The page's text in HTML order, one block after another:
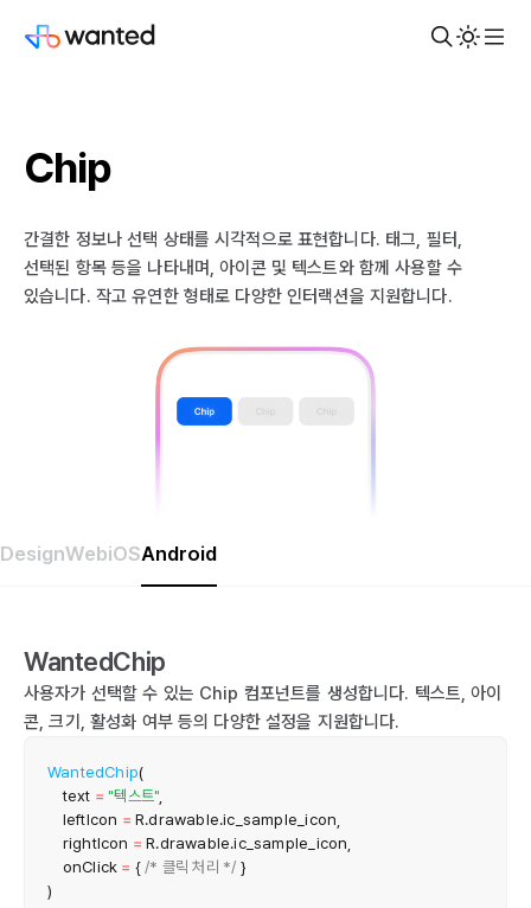
Chip
간결한 정보나 선택 상태를 시각적으로 표현합니다. 태그, 필터,
선택된 항목 등을 나타내며, 아이콘 및 텍스트와 함께 사용할 수
있습니다. 작고 유연한 형태로 다양한 인터랙션을 지원합니다.
DesignWebiOSAndroid
WantedChip
사용자가 선택할 수 있는 Chip 컴포넌트를 생성합니다. 텍스트, 아이
콘, 크기, 활성화 여부 등의 다양한 설정을 지원합니다.
WantedChip(
    text
= "텍스트"
    leftIcon
= R.drawable.ic_sample_icon
    rightIcon
= R.drawable.ic_sample_icon
    onClick
= { /* 클릭 처리 */ }
)